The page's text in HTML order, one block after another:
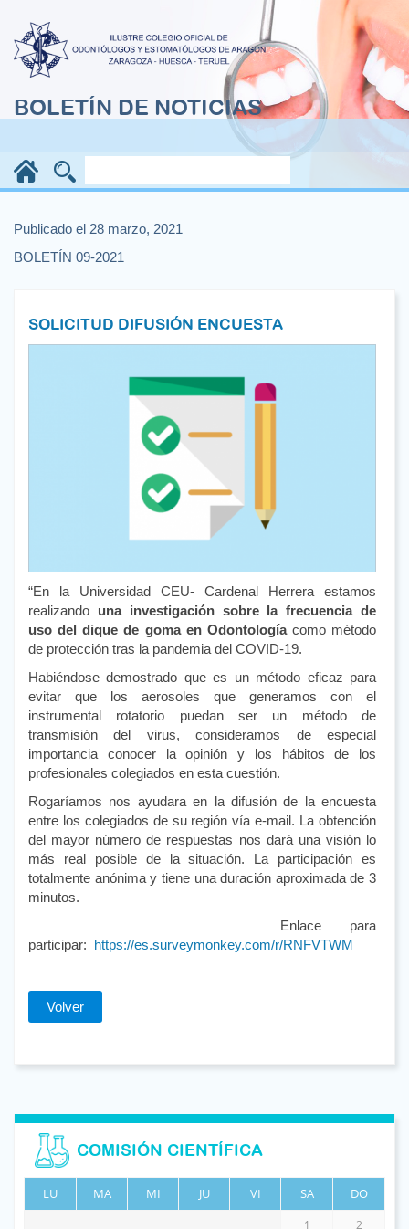
BOLETÍN DE NOTICIAS
Publicado el 28 marzo, 2021
BOLETÍN 09-2021
SOLICITUD DIFUSIÓN ENCUESTA
“En la Universidad CEU- Cardenal Herrera estamos
realizando una investigación sobre la frecuencia de
uso del dique de goma en Odontologíacomo método
de protección tras la pandemia del COVID-19.
Habiéndose demostrado que es un método eficaz para
evitar que los aerosoles que generamos con el
instrumental rotatorio puedan ser un método de
transmisión del virus, consideramos de especial
importancia conocer la opinión y los hábitos de los
profesionales colegiados en esta cuestión.
Rogaríamos nos ayudara en la difusión de la encuesta
entre los colegiados de su región vía e-mail. La obtención
del mayor número de respuestas nos dará una visión lo
más real posible de la situación. La participación es
totalmente anónima y tiene una duración aproximada de 3
minutos.
Enlace para
participar: https://es.surveymonkey.com/r/RNFVTWM
Volver
COMISIÓN CIENTÍFICA